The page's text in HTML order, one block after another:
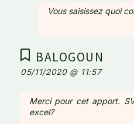
Vous saisissez quoi
BALOGOUN
05/11/2020 @ 11:57
Merci pour cet apport.
excel?